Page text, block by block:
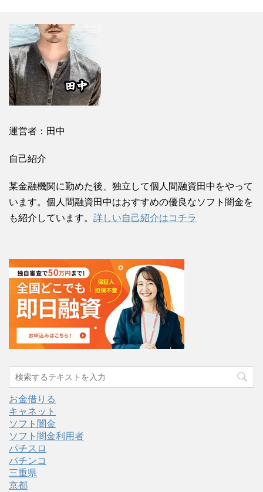
運営者：田中
自己紹介
某金融機関に勤めた後、独立して個人間融資田中をやって
います。個人間融資田中はおすすめの優良なソフト闇金を
も紹介しています。 詳しい自己紹介はコチラ
お金借りる
キャネット
ソフト闇金
ソフト闇金利用者
パチスロ
パチンコ
三重県
京都